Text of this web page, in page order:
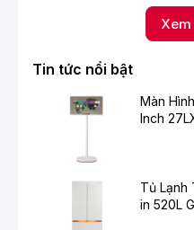
3 tốc độ từ cao
cùng với 3 cánh
luồng gió tươi mát.
có tính năng hẹn
Tin tức nổi bật
Màn
Inch
Tủ Lạnh
in 520L